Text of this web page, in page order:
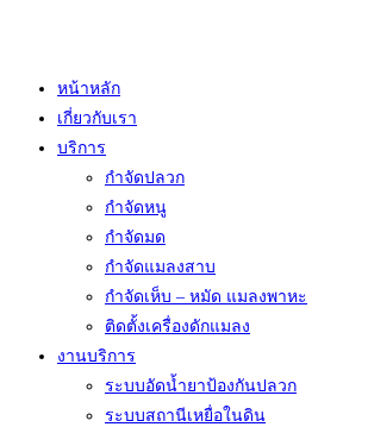
หน้าหลัก
เกี่ยวกับเรา
บริการ
กำจัดปลวก
กำจัดหนู
กำจัดมด
กำจัดแมลงสาบ
กำจัดเห็บ – หมัด แมลงพาหะ
ติดตั้งเครื่องดักแมลง
งานบริการ
ระบบอัดน้ำยาป้องกันปลวก
ระบบสถานีเหยื่อในดิน